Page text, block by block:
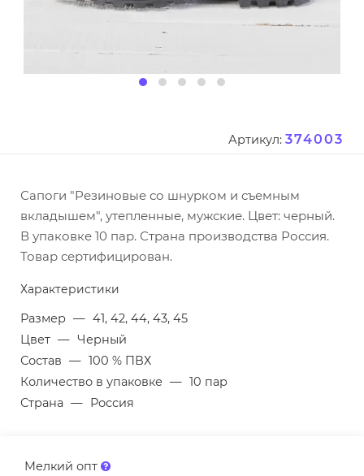
Артикул: 374003
Сапоги "Резиновые со шнурком и съемным
вкладышем", утепленные, мужские. Цвет: черный.
В упаковке 10 пар. Страна производства Россия.
Товар сертифицирован.
Характеристики
Размер — 41, 42, 44, 43, 45
Цвет — Черный
Состав — 100 % ПВХ
Количество в упаковке — 10 пар
Страна — Россия
Мелкий опт